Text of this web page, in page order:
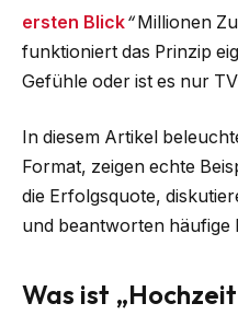
ersten Blick“Millionen
funktioniert das Prinzip
Gefühle oder ist es nur
In diesem Artikel
Format, zeigen echte
die Erfolgsquote,
und beantworten häufige
Was ist